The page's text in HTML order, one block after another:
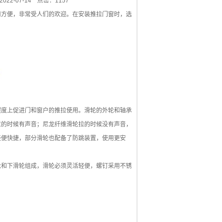
，非常受人们的欢迎。在安装推拉门窗时，选
促进门和窗户的推拉使用。滑轮的外轮和轴承
时候有声音；尼龙纤维滑轮拉的时候没有声音，
快捷，部分滑轮也配备了防跳装置，使用更安
滑轮组成，滑轮必须灵活轻便，螺钉采用不锈